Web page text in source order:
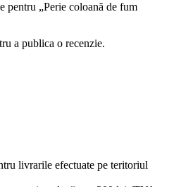
pentru „Perie coloană de fum
a publica o recenzie.
livrarile efectuate pe teritoriul